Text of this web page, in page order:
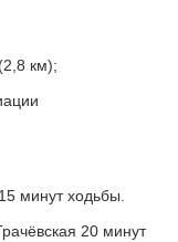
км);
15 минут ходьбы.
20 минут